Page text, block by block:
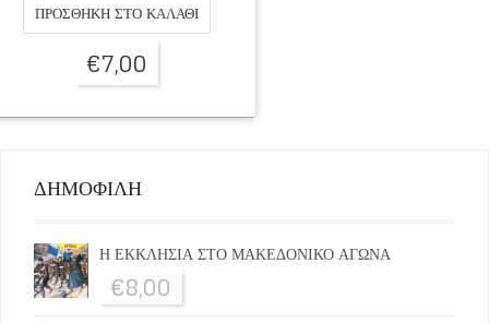
ΠΡΟΣΘΉΚΗ ΣΤΟ ΚΑΛΆΘΙ
€7,00
ΔΗΜΟΦΙΛΗ
Η ΕΚΚΛΗΣΙΑ ΣΤΟ ΜΑΚΕΔΟΝΙΚΟ ΑΓΩΝΑ
€8,00